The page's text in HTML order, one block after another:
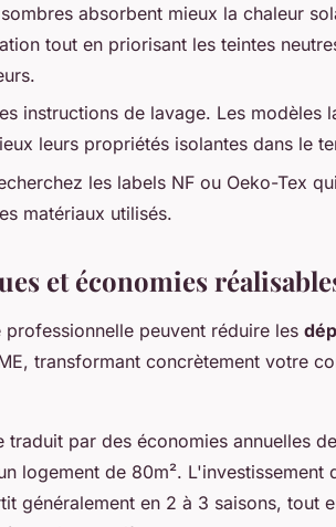
absorbent mieux la chaleur
tout en priorisant les teintes
instructions de lavage. Les modèles
leurs propriétés isolantes dans le
les labels NF ou Oeko-Tex
matériaux utilisés.
et économies
peuvent réduire les
transformant concrètement votre
par des économies annuelles
logement de 80m². L'investissement
généralement en 2 à 3 saisons, tout